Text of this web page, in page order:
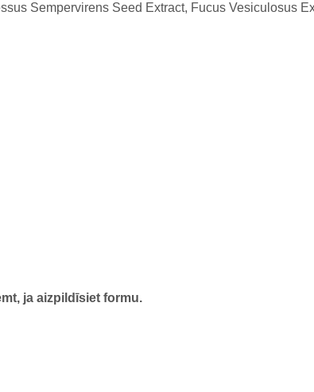
Sempervirens Seed Extract, Fucus Vesiculosus
ja aizpildīsiet formu.